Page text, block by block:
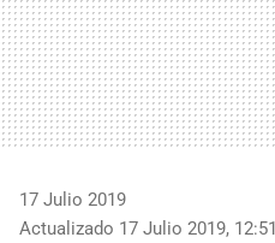
17 Julio 2019
Actualizado 17 Julio 2019, 12:51